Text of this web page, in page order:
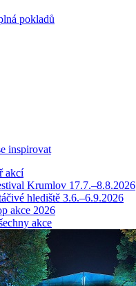
pokladů
inspirovat
akcí
Krumlov 17.7.–8.8.2026
hlediště 3.6.–6.9.2026
akce 2026
akce